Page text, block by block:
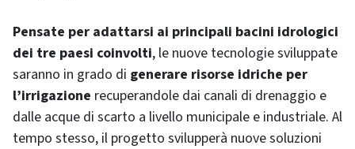
Pensate per adattarsi ai principali bacini idrologici
dei tre paesi coinvolti, le nuove tecnologie sviluppate
saranno in grado di generare risorse idriche per
l’irrigazione recuperandole dai canali di drenaggio e
dalle acque di scarto a livello municipale e industriale. Al
tempo stesso, il progetto svilupperà nuove soluzioni